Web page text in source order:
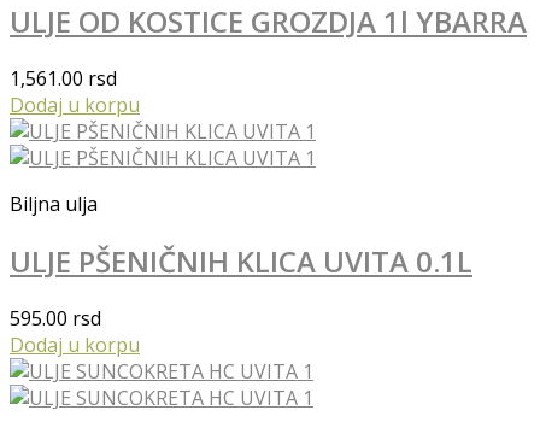
ULJE OD KOSTICE GROZDJA 1l YBARRA
1,561.00 rsd
Dodaj u korpu
Biljna ulja
ULJE PŠENIČNIH KLICA UVITA 0.1L
595.00 rsd
Dodaj u korpu